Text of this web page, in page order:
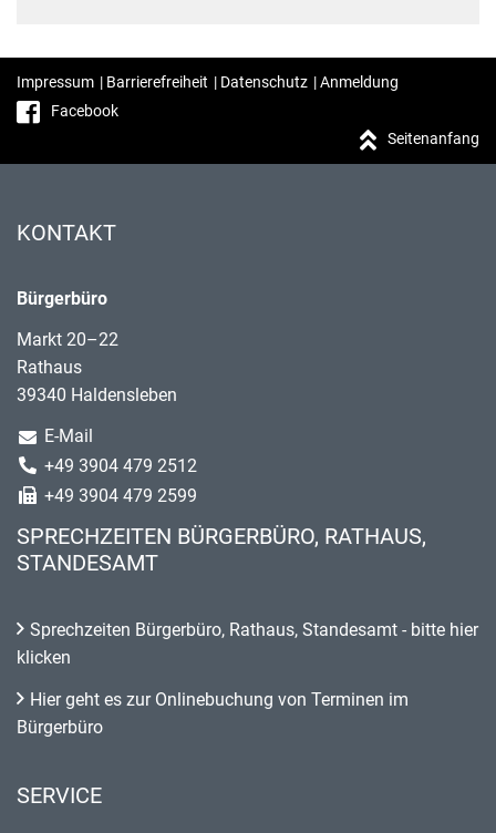
Impressum | Barrierefreiheit | Datenschutz |Anmeldung
Facebook
Seitenanfang
KONTAKT
Bürgerbüro
Markt 20–22
Rathaus
39340 Haldensleben
E-Mail
+49 3904 479 2512
+49 3904 479 2599
SPRECHZEITEN BÜRGERBÜRO, RATHAUS,
STANDESAMT
Sprechzeiten Bürgerbüro, Rathaus, Standesamt - bitte hier
klicken
Hier geht es zur Onlinebuchung von Terminen im
Bürgerbüro
SERVICE